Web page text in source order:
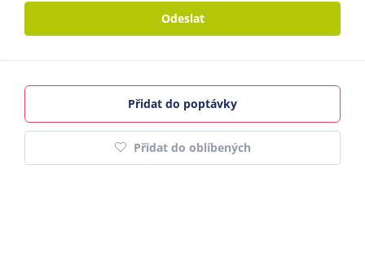
Odeslat
Přidat do poptávky
Přidat do oblíbených